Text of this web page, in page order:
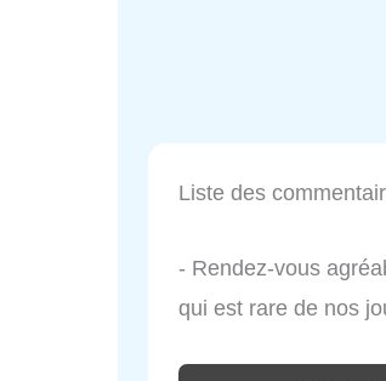
Liste des
- Rendez-vous
qui est rare de nos